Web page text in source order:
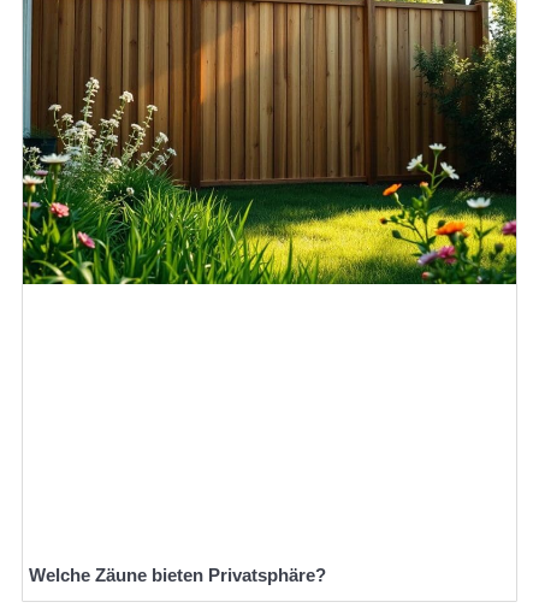
Welche Zäune bieten Privatsphäre?